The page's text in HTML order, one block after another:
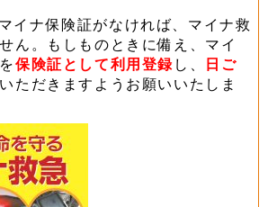
イナ保険証がなければ、マイナ救
ん。もしものときに備え、マイ
保険証として利用登録 し、
日ご
ただきますようお願いいたしま